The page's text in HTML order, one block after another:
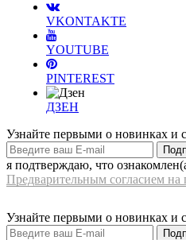
VKONTAKTE
YOUTUBE
PINTEREST
ДЗЕН
Узнайте первыми о новинках и
я подтверждаю, что
Предварительным согласием на
Узнайте первыми о новинках и